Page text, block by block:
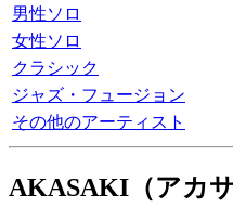
男性ソロ
女性ソロ
クラシック
ジャズ・フュージョン
その他のアーティスト
AKASAKI（アカ